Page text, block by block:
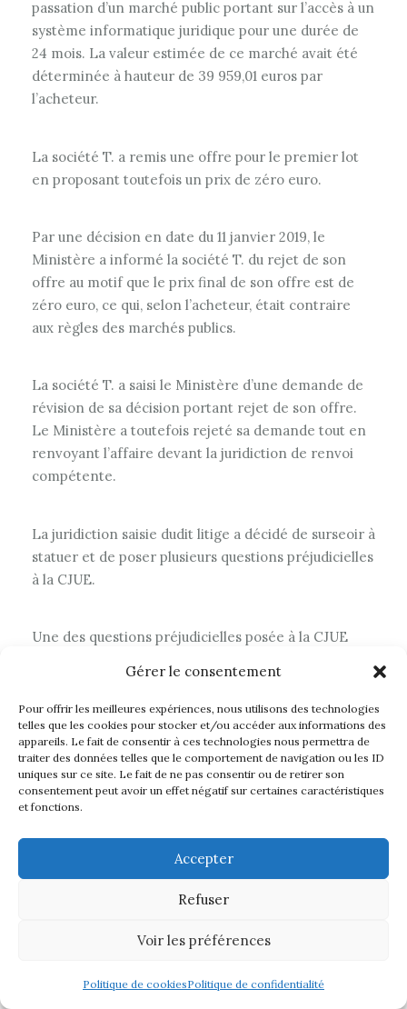
Gérer le consentement
Pour offrir les meilleures expériences, nous utilisons des technologies
telles que les cookies pour stocker et/ou accéder aux informations des
appareils. Le fait de consentir à ces technologies nous permettra de
traiter des données telles que le comportement de navigation ou les ID
uniques sur ce site. Le fait de ne pas consentir ou de retirer son
consentement peut avoir un effet négatif sur certaines caractéristiques
et fonctions.
Accepter
Refuser
Voir les préférences
Politique de cookiesPolitique de confidentialité
passation d’un marché public portant sur l’accès à un
système informatique juridique pour une durée de
24 mois. La valeur estimée de ce marché avait été
déterminée à hauteur de 39 959,01 euros par
l’acheteur.
La société T. a remis une offre pour le premier lot
en proposant toutefois un prix de zéro euro.
Par une décision en date du 11 janvier 2019, le
Ministère a informé la société T. du rejet de son
offre au motif que le prix final de son offre est de
zéro euro, ce qui, selon l’acheteur, était contraire
aux règles des marchés publics.
La société T. a saisi le Ministère d’une demande de
révision de sa décision portant rejet de son offre.
Le Ministère a toutefois rejeté sa demande tout en
renvoyant l’affaire devant la juridiction de renvoi
compétente.
La juridiction saisie dudit litige a décidé de surseoir à
statuer et de poser plusieurs questions préjudicielles
à la CJUE.
Une des questions préjudicielles posée à la CJUE
point 5, de la directive 2014/24 en ce sens qu’il
constitue une base légale de rejet d’une offre à un
prix de zéro euro.
On rappellera en effet que l’article en question
définit la notion de marché public comme un
plusieurs opérateurs économiques et un ou plusieurs
pouvoirs adjudicateurs et ayant pour objet l’exécution
de travaux, la fourniture de produits ou la prestation de
A l’appui de son raisonnement, la CJUE relève